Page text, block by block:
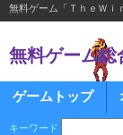
無料ゲーム「ＴｈｅＷｉ
無料ゲーム総
ゲームトップ
キーワード